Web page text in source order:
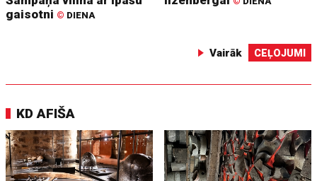
gaisotni © DIENA
Vairāk CEĻOJUMI
KD AFIŠA